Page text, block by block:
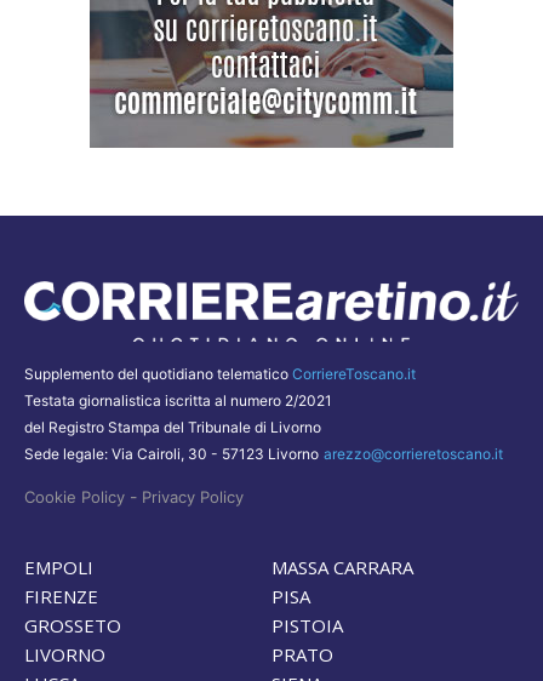
Supplemento del quotidiano telematico CorriereToscano.it
Testata giornalistica iscritta al numero 2/2021
del Registro Stampa del Tribunale di Livorno
Sede legale: Via Cairoli, 30 - 57123 Livorno arezzo@corrieretoscano.it
Cookie Policy - Privacy Policy
EMPOLI
FIRENZE
GROSSETO
LIVORNO
MASSA CARRARA
PISA
PISTOIA
PRATO